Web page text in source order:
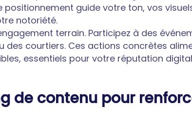
positionnement guide votre ton, vos
notoriété.
terrain. Participez à des
des courtiers. Ces actions concrètes
essentiels pour votre réputation
de contenu pour